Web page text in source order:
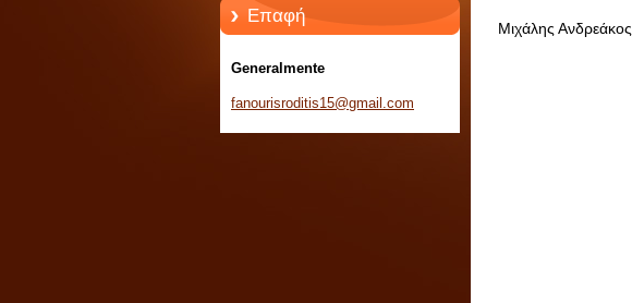
Επαφή
Generalmente
fanourisroditis15@gmail.com
Μιχάλης Ανδρεάκος